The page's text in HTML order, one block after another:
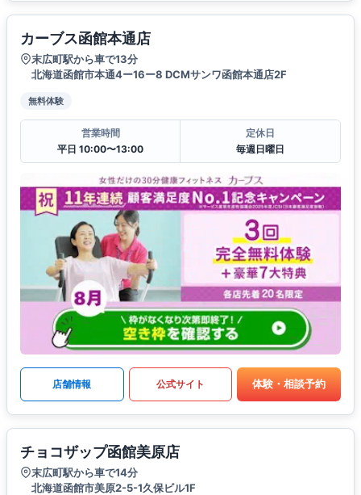
カーブス函館本通店
末広町駅から車で13分
北海道函館市本通4ー16ー8 DCMサンワ函館本通店2F
無料体験
営業時間
平日 10:00〜13:00
定休日
毎週日曜日
店舗情報 公式サイト 体験・相談予約
チョコザップ函館美原店
末広町駅から車で14分
北海道函館市美原2-5-1久保ビル1F